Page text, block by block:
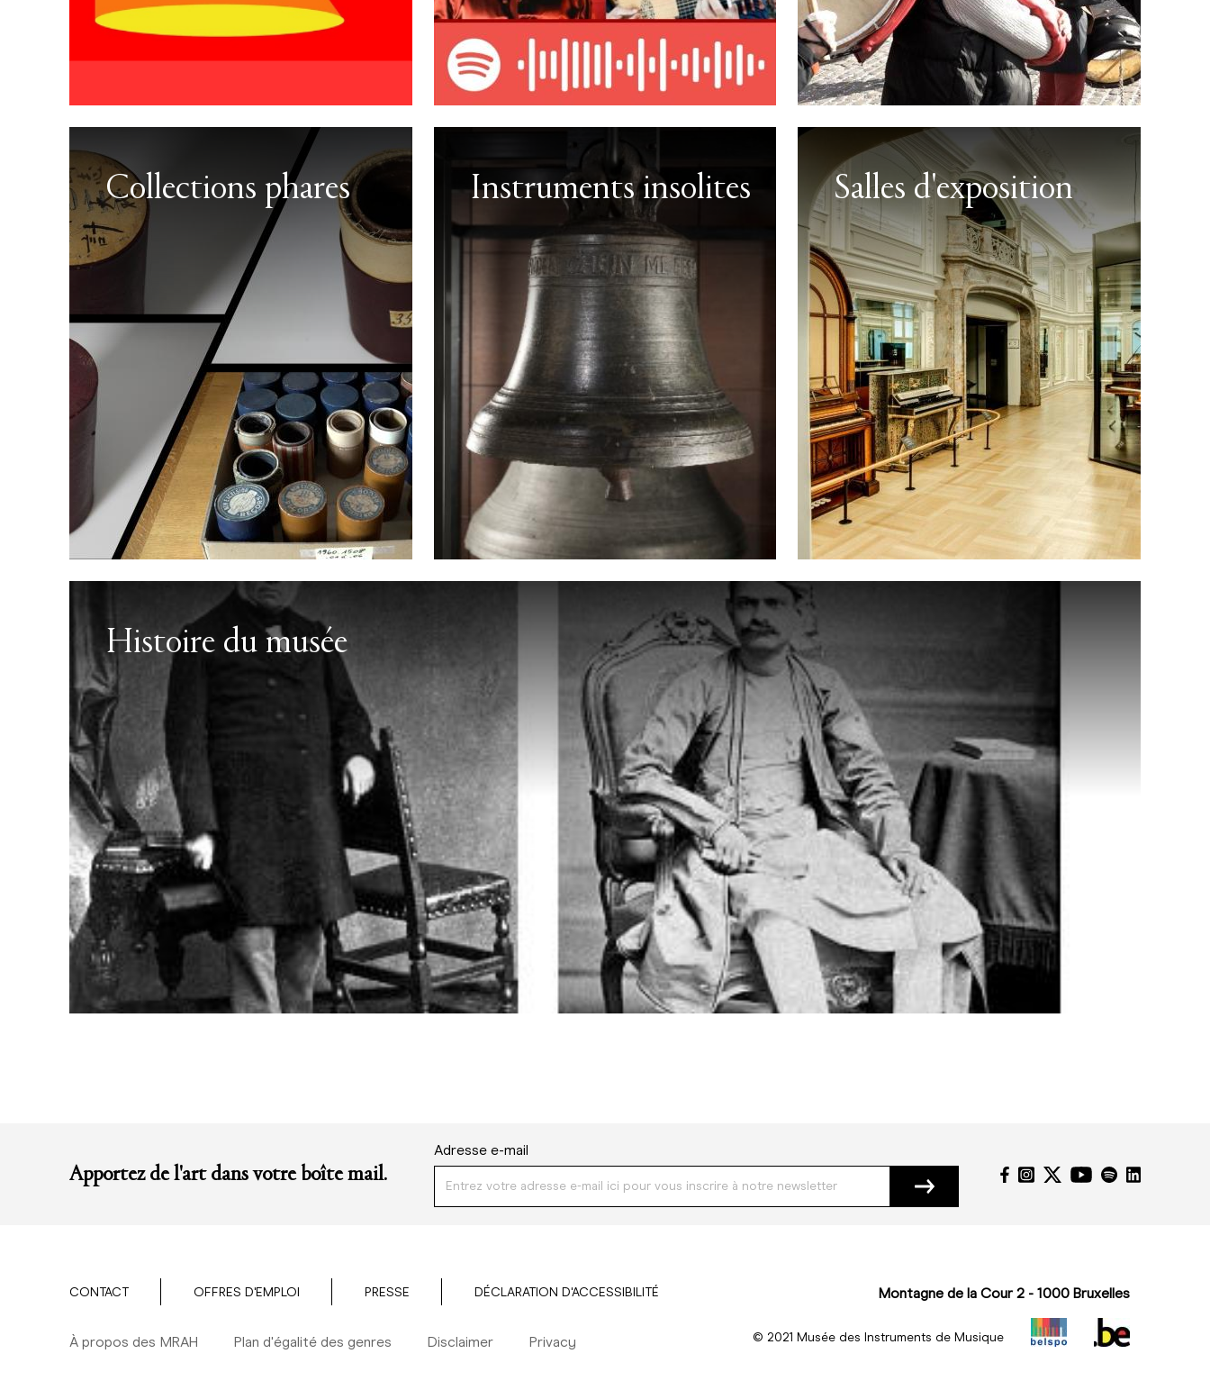
Collections phares Instruments insolites Salles d'exposition
Histoire du musée
Apportez de l'art dans votre boîte mail.
Adresse e-mail
CONTACT OFFRES D'EMPLOI PRESSE DÉCLARATION D'ACCESSIBILITÉ
À propos des MRAH Plan d'égalité des genres Disclaimer Privacy
Montagne de la Cour 2 - 1000 Bruxelles
© 2021 Musée des Instruments de Musique